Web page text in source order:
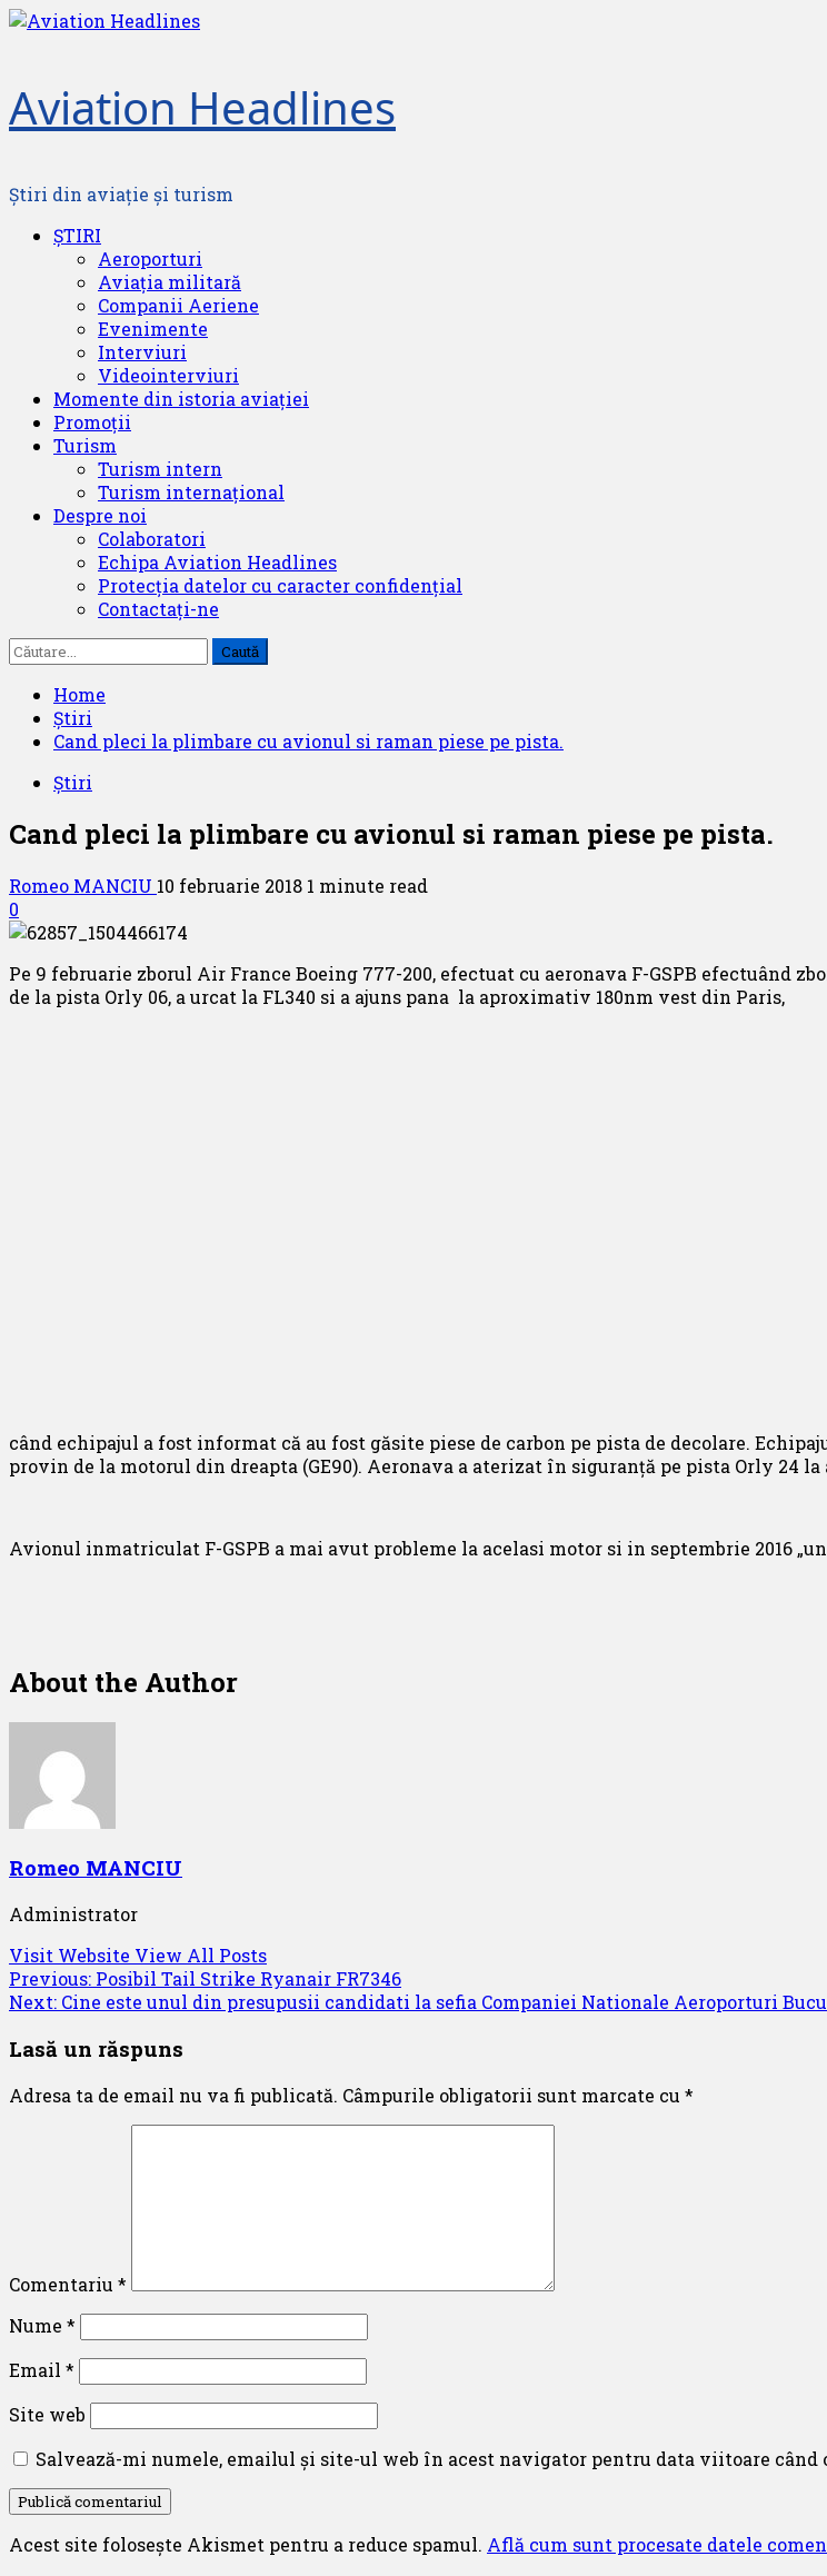
Skip
Aviation Headlines
Știri din aviație și turism
Primary
ȘTIRI
Aeroporturi
Aviația militară
Companii Aeriene
Evenimente
Interviuri
Videointerviuri
Momente din istoria aviației
Promoții
Turism
Turism intern
Turism internațional
Despre noi
Colaboratori
Echipa Aviation Headlines
Protecția datelor cu caracter confidențial
Contactați-ne
Caută
după:
Home
Știri
Cand pleci la plimbare cu avionul si raman piese pe pista.
Știri
Cand pleci la plimbare cu avionul si raman piese pe pista.
Romeo MANCIU 10 februarie 2018 1 minute read
0
Pe 9 februarie zborul Air France Boeing 777-200, efectuat cu aeronava F-GSPB efectuând
de la pista Orly 06, a urcat la FL340 si a ajuns pana la aproximativ 180nm vest din Paris,
când echipajul a fost informat că au fost găsite piese de carbon pe pista de decolare.
provin de la motorul din dreapta (GE90). Aeronava a aterizat în siguranță pe pista Orly 24
Avionul inmatriculat F-GSPB a mai avut probleme la acelasi motor si in septembrie 2016
About the Author
Romeo MANCIU
Administrator
Visit Website View All Posts
Post
navigation
Previous: Posibil Tail Strike Ryanair FR7346
Next: Cine este unul din presupusii candidati la sefia Companiei Nationale Aeroporturi
Lasă un răspuns
Adresa ta de email nu va fi publicată. Câmpurile obligatorii sunt marcate cu *
Comentariu *
Nume *
Email *
Site web
Salvează-mi numele, emailul și site-ul web în acest navigator pentru data viitoare când
Acest site folosește Akismet pentru a reduce spamul. Află cum sunt procesate datele